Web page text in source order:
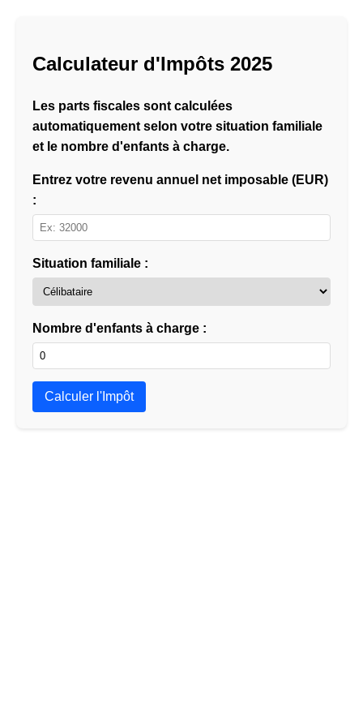
Calculateur d'Impôts 2025
Les parts fiscales sont calculées
automatiquement selon votre situation familiale
et le nombre d'enfants à charge.
Entrez votre revenu annuel net imposable (EUR)
:
Situation familiale :
Nombre d'enfants à charge :
Calculer l'Impôt